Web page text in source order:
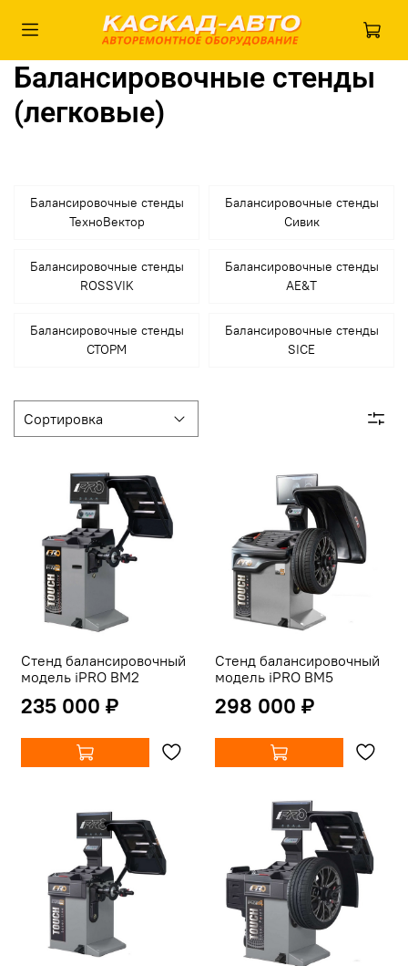
Балансировочные стенды
(легковые)
Балансировочные стенды
ТехноВектор
Балансировочные стенды
Сивик
Балансировочные стенды
ROSSVIK
Балансировочные стенды
AE&T
Балансировочные стенды
СТОРМ
Балансировочные стенды
SICE
Стенд балансировочный
модель iPRO BM2
235 000 ₽
Стенд балансировочный
модель iPRO BM5
298 000 ₽